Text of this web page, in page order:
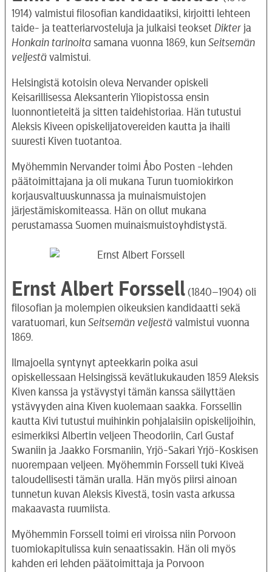
1914) valmistui filosofian kandidaatiksi, kirjoitti lehteen
taide- ja teatteriarvosteluja ja julkaisi teokset Dikter ja
Honkain tarinoita samana vuonna 1869, kun Seitsemän
veljestä valmistui.
Helsingistä kotoisin oleva Nervander opiskeli
Keisarillisessa Aleksanterin Yliopistossa ensin
luonnontieteitä ja sitten taidehistoriaa. Hän tutustui
Aleksis Kiveen opiskelijatovereiden kautta ja ihaili
suuresti Kiven tuotantoa.
Myöhemmin Nervander toimi Åbo Posten -lehden
päätoimittajana ja oli mukana Turun tuomiokirkon
korjausvaltuuskunnassa ja muinaismuistojen
järjestämiskomiteassa. Hän on ollut mukana
perustamassa Suomen muinaismuistoyhdistystä.
Ernst Albert Forssell (1840–1904) oli
filosofian ja molempien oikeuksien kandidaatti sekä
varatuomari, kun Seitsemän veljestä valmistui vuonna
1869.
Ilmajoella syntynyt apteekkarin poika asui
opiskellessaan Helsingissä kevätlukukauden 1859 Aleksis
Kiven kanssa ja ystävystyi tämän kanssa säilyttäen
ystävyyden aina Kiven kuolemaan saakka. Forssellin
kautta Kivi tutustui muihinkin pohjalaisiin opiskelijoihin,
esimerkiksi Albertin veljeen Theodoriin, Carl Gustaf
Swaniin ja Jaakko Forsmaniin, Yrjö-Sakari Yrjö-Koskisen
nuorempaan veljeen. Myöhemmin Forssell tuki Kiveä
taloudellisesti tämän uralla. Hän myös piirsi ainoan
tunnetun kuvan Aleksis Kivestä, tosin vasta arkussa
makaavasta ruumiista.
Myöhemmin Forssell toimi eri viroissa niin Porvoon
tuomiokapitulissa kuin senaatissakin. Hän oli myös
kahden eri lehden päätoimittaja ja Porvoon